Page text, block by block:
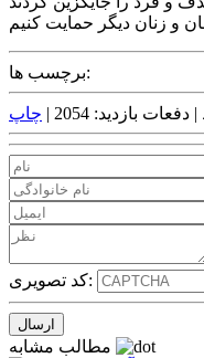
برچسب ها:
دفعات بازدید: 2054 | چاپ
کد تصویری: